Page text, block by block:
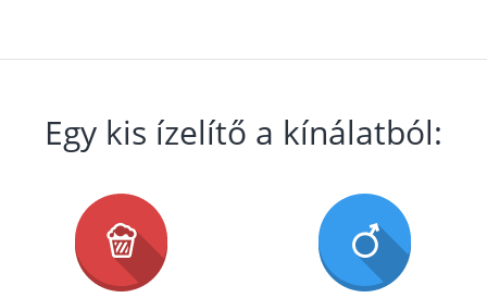
Egy kis ízelítő a kínálatból: